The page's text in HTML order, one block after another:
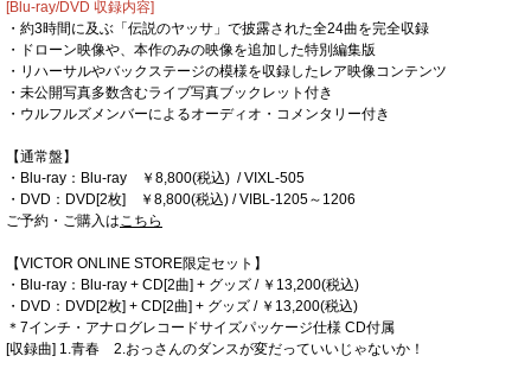
[Blu-ray/DVD 収録内容]
・約3時間に及ぶ「伝説のヤッサ」で披露された全24曲を完全収録
・ドローン映像や、本作のみの映像を追加した特別編集版
・リハーサルやバックステージの模様を収録したレア映像コンテンツ
・未公開写真多数含むライブ写真ブックレット付き
・ウルフルズメンバーによるオーディオ・コメンタリー付き
【通常盤】
・Blu-ray：Blu-ray ￥8,800(税込) / VIXL-505
・DVD：DVD[2枚] ￥8,800(税込) / VIBL-1205～1206
ご予約・ご購入は こちら
【VICTOR ONLINE STORE限定セット】
・Blu-ray：Blu-ray + CD[2曲] + グッズ / ￥13,200(税込)
・DVD：DVD[2枚] + CD[2曲] + グッズ / ￥13,200(税込)
＊7インチ・アナログレコードサイズパッケージ仕様 CD付属
[収録曲] 1.青春 2.おっさんのダンスが変だっていいじゃないか！